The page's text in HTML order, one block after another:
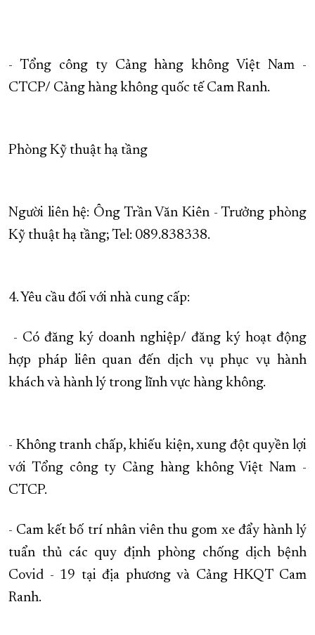
- Tổng công ty Cảng hàng không Việt Nam -
CTCP/ Cảng hàng không quốc tế Cam Ranh.
Phòng Kỹ thuật hạ tầng
Người liên hệ: Ông Trần Văn Kiên - Trưởng phòng
Kỹ thuật hạ tầng; Tel: 089.838338.
4. Yêu cầu đối với nhà cung cấp:
- Có đăng ký doanh nghiệp/ đăng ký hoạt động
hợp pháp liên quan đến dịch vụ phục vụ hành
khách và hành lý trong lĩnh vực hàng không.
- Không tranh chấp, khiếu kiện, xung đột quyền lợi
với Tổng công ty Cảng hàng không Việt Nam -
CTCP.
- Cam kết bố trí nhân viên thu gom xe đẩy hành lý
tuẩn thủ các quy định phòng chống dịch bệnh
Covid - 19 tại địa phương và Cảng HKQT Cam
Ranh.